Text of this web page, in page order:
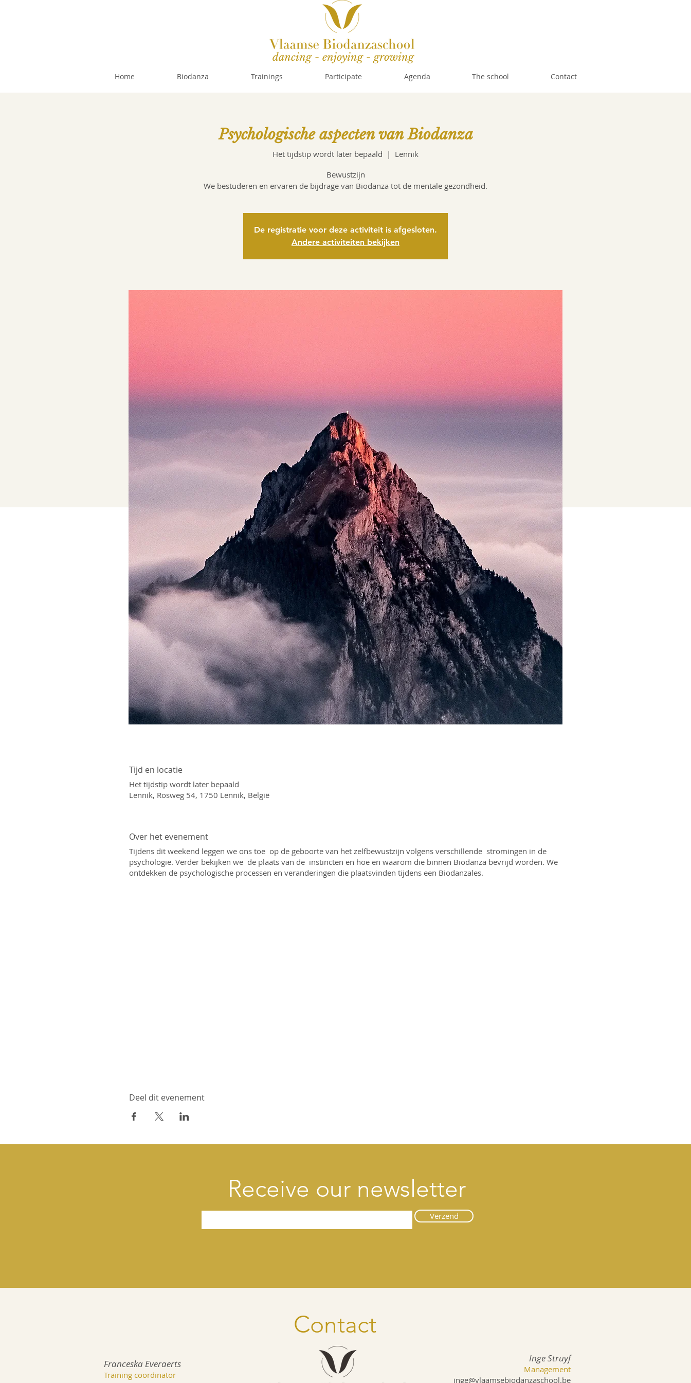
dancing - enjoying - growing
Home Biodanza Trainings Participate Agenda The school Contact
Psychologische aspecten van Biodanza
Het tijdstip wordt later bepaald
  |
Lennik
Bewustzijn
We bestuderen en ervaren de bijdrage van Biodanza tot de mentale gezondheid.
De registratie voor deze activiteit is afgesloten.
Andere activiteiten bekijken
Tijd en locatie
Het tijdstip wordt later bepaald
Lennik, Rosweg 54, 1750 Lennik, België
Over het evenement
Tijdens dit weekend leggen we ons toe op de geboorte van het zelfbewustzijn volgens verschillende stromingen in de
psychologie. Verder bekijken we de plaats van de instincten en hoe en waarom die binnen Biodanza bevrijd worden. We
ontdekken de psychologische processen en veranderingen die plaatsvinden tijdens een Biodanzales.
Deel dit evenement
Receive our newsletter
Verzend
Contact
Franceska Everaerts
Training coordinator
Inge Struyf
Management
inge@vlaamsebiodanzaschool.be